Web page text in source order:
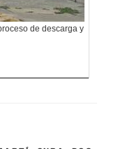
de descarga y